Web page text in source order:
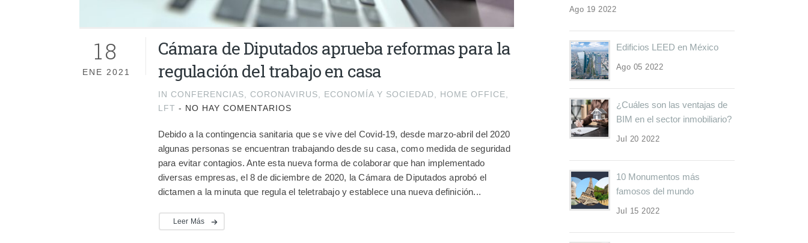
18
ENE 2021
Cámara de Diputados aprueba reformas para la
regulación del trabajo en casa
IN CONFERENCIAS, CORONAVIRUS, ECONOMÍA Y SOCIEDAD, HOME OFFICE,
LFT - NO HAY COMENTARIOS
Debido a la contingencia sanitaria que se vive del Covid-19, desde marzo-abril del 2020
algunas personas se encuentran trabajando desde su casa, como medida de seguridad
para evitar contagios. Ante esta nueva forma de colaborar que han implementado
diversas empresas, el 8 de diciembre de 2020, la Cámara de Diputados aprobó el
dictamen a la minuta que regula el teletrabajo y establece una nueva definición...
Leer Más
Ago 19 2022
Edificios LEED en México
Ago 05 2022
¿Cuáles son las ventajas de
BIM en el sector inmobiliario?
Jul 20 2022
10 Monumentos más
famosos del mundo
Jul 15 2022